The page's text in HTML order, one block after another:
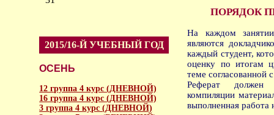
2015/16-Й УЧЕБНЫЙ ГОД
ОСЕНЬ
12 группа 4 курс (ДНЕВНОЙ)
16 группа 4 курс (ДНЕВНОЙ)
3 группа 4 курс (ДНЕВНОЙ)
ПОРЯДОК
На каждом
являются
каждый студент,
оценку по итогам
теме согласованной
Реферат должен
компиляции
выполненная работа